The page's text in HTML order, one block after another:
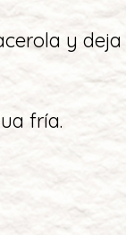
y
fría.